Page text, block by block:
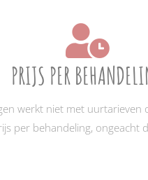
PRIJS PER
werkt niet met uurtarieven
per behandeling, ongeacht